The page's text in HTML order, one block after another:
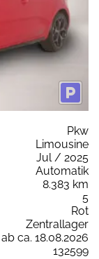
Pkw
Limousine
Jul / 2025
Automatik
8.383 km
5
Rot
Zentrallager
ab ca. 18.08.2026
132599